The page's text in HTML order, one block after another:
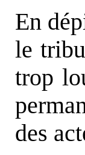
En
le
trop
des